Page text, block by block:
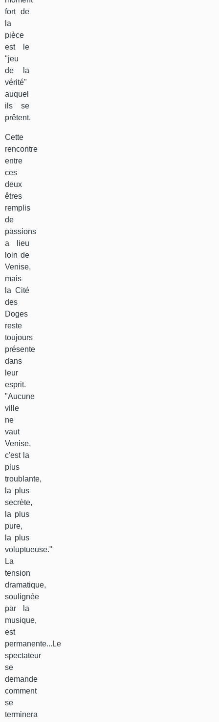
fort de
la
pièce
est le
"jeu
de la
vérité"
auquel
ils se
prêtent.
Cette
rencontre
entre
ces
deux
êtres
remplis
de
passions
a lieu
loin de
Venise,
mais
la Cité
des
Doges
reste
toujours
présente
dans
leur
esprit.
"Aucune
ville
ne
vaut
Venise,
c'est la
plus
troublante,
la plus
secrète,
la plus
pure,
la plus
voluptueuse."
La
tension
dramatique,
soulignée
par la
musique,
est
permanente...Le
spectateur
se
demande
comment
se
terminera